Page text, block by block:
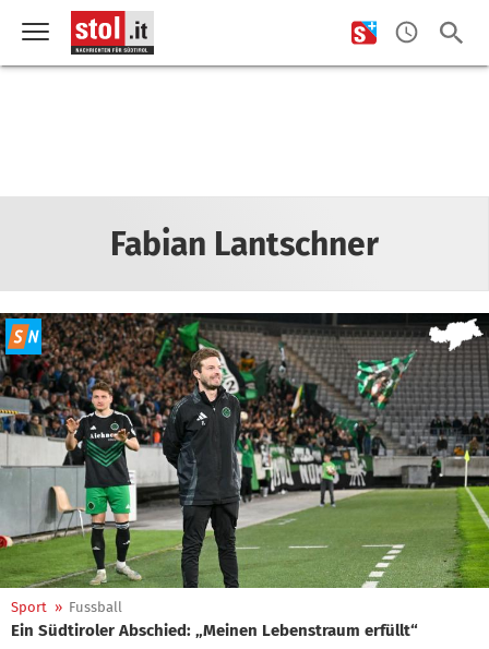
Fabian Lantschner
Sport » Fussball
Ein Südtiroler Abschied: „Meinen Lebenstraum erfüllt“